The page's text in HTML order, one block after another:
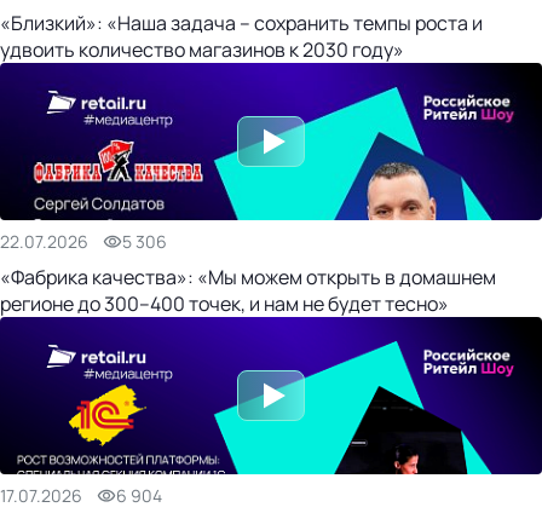
«Близкий»: «Наша задача – сохранить темпы роста и
удвоить количество магазинов к 2030 году»
22.07.2026 5 306
«Фабрика качества»: «Мы можем открыть в домашнем
регионе до 300–400 точек, и нам не будет тесно»
17.07.2026 6 904